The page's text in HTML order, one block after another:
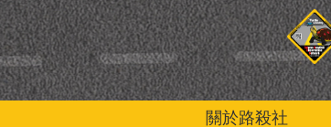
移至主內容
關於路殺社